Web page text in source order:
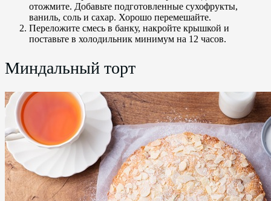
отожмите. Добавьте подготовленные сухофрукты,
ваниль, соль и сахар. Хорошо перемешайте.
Переложите смесь в банку, накройте крышкой и
поставьте в холодильник минимум на 12 часов.
Миндальный торт